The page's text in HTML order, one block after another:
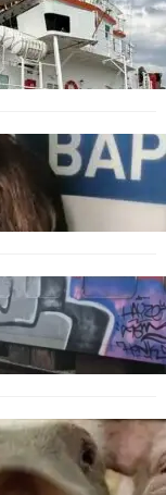
във
на Черно
интерактивна
с боклука
блъсна и уби
африканска
край Варна